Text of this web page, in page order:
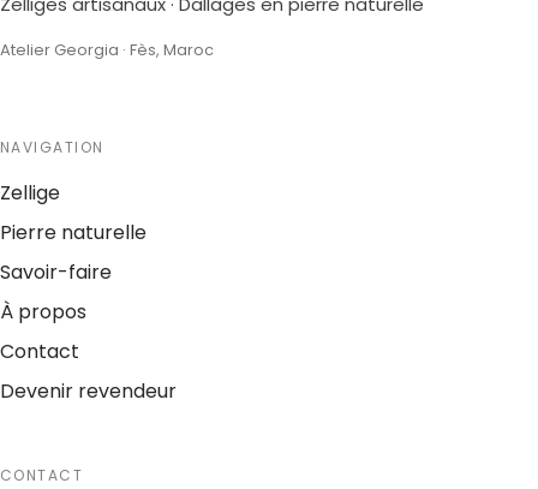
Atelier Georgia · Fès, Maroc
NAVIGATION
Zellige
Pierre naturelle
Savoir-faire
À propos
Contact
Devenir revendeur
CONTACT